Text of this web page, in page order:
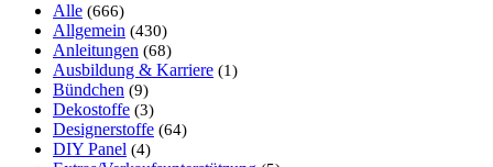
Alle (666)
Allgemein (430)
Anleitungen (68)
Ausbildung & Karriere (1)
Bündchen (9)
Dekostoffe (3)
Designerstoffe (64)
DIY Panel (4)